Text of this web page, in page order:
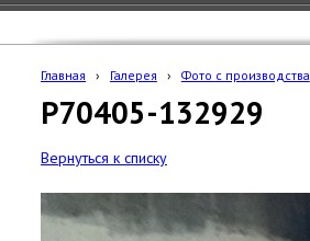
Главная › Галерея › Фото с производства
P70405-132929
Вернуться к списку